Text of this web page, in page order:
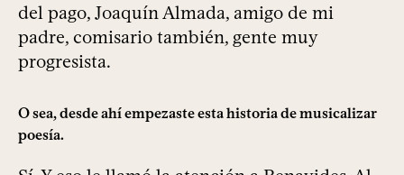
del pago, Joaquín Almada, amigo de mi
padre, comisario también, gente muy
progresista.
O sea, desde ahí empezaste esta historia de musicalizar
poesía.